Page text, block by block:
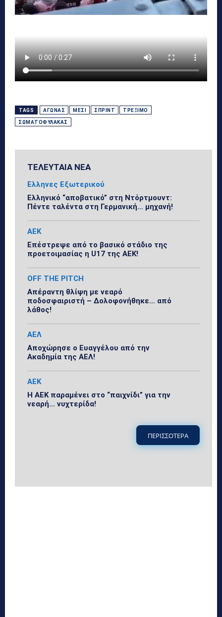
TAGS ΑΓΏΝΑΣ ΜΈΣΙ ΣΠΡΙΝΤ ΤΡΈΞΙΜΟ
ΣΩΜΑΤΟΦΎΛΑΚΑΣ
ΤΕΛΕΥΤΑΙΑ ΝΕΑ
Ελληνες Εξωτερικού
Ελληνικό “αποβατικό” στη Ντόρτμουντ:
Πέντε ταλέντα στη Γερμανική… μηχανή!
ΑΕΚ
Επέστρεψε από το βασικό στάδιο της
προετοιμασίας η U17 της ΑΕΚ!
OFF THE PITCH
Απέραντη θλίψη με νεαρό
ποδοσφαιριστή – Δολοφονήθηκε… από
λάθος!
ΑΕΛ
Αποχώρησε ο Ευαγγέλου από την
Ακαδημία της ΑΕΛ!
ΑΕΚ
Η ΑΕΚ παραμένει στο “παιχνίδι” για την
νεαρή… νυχτερίδα!
ΠΕΡΙΣΣΟΤΕΡΑ